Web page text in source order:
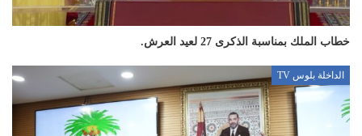
خطاب الملك بمناسبة الذكرى 27 لعيد العرش.
الداخلة بلوس TV